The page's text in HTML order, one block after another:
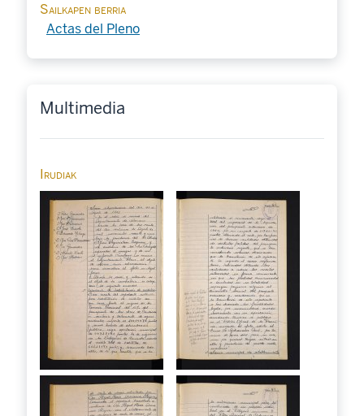
Sailkapen berria
Actas del Pleno
Multimedia
Irudiak